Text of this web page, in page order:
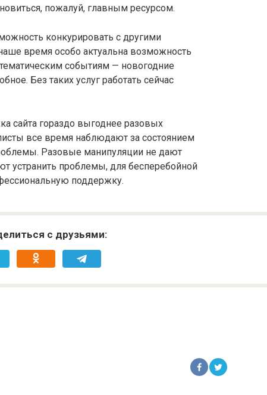
пожалуй, главным ресурсом.
конкурировать с другими
время особо актуальна возможность
событиям — новогодние
Без таких услуг работать сейчас
сайта гораздо выгоднее разовых
все время наблюдают за состоянием
Разовые манипуляции не дают
устранить проблемы, для бесперебойной
поддержку.
с друзьями: